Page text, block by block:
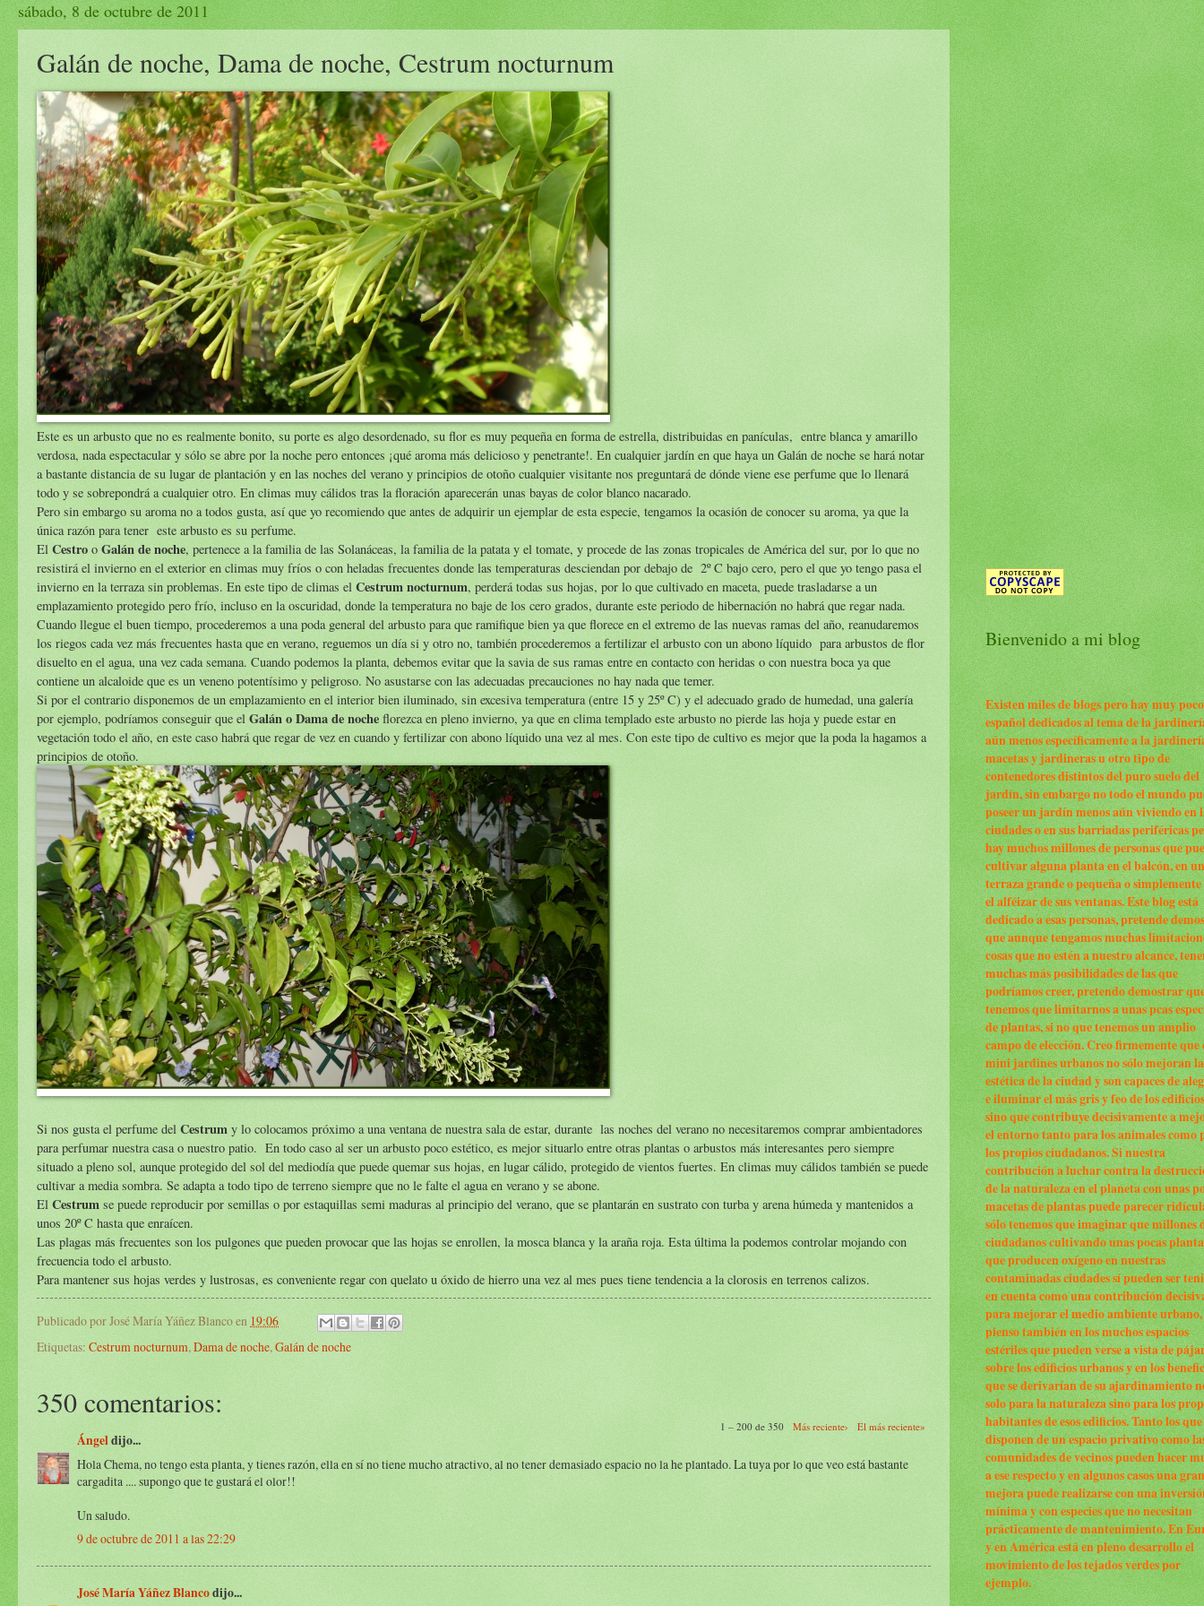
sábado, 8 de octubre de 2011
Galán de noche, Dama de noche, Cestrum nocturnum
Este es un arbusto que no es realmente bonito, su porte es algo desordenado, su flor es muy pequeña en forma de estrella, distribuidas en panículas, entre blanca y amarillo
verdosa, nada espectacular y sólo se abre por la noche pero entonces ¡qué aroma más delicioso y penetrante!. En cualquier jardín en que haya un Galán de noche se hará notar
a bastante distancia de su lugar de plantación y en las noches del verano y principios de otoño cualquier visitante nos preguntará de dónde viene ese perfume que lo llenará
todo y se sobrepondrá a cualquier otro. En climas muy cálidos tras la floración aparecerán unas bayas de color blanco nacarado.
Pero sin embargo su aroma no a todos gusta, así que yo recomiendo que antes de adquirir un ejemplar de esta especie, tengamos la ocasión de conocer su aroma, ya que la
única razón para tener este arbusto es su perfume.
El Cestro o Galán de noche, pertenece a la familia de las Solanáceas, la familia de la patata y el tomate, y procede de las zonas tropicales de América del sur, por lo que no
resistirá el invierno en el exterior en climas muy fríos o con heladas frecuentes donde las temperaturas desciendan por debajo de 2º C bajo cero, pero el que yo tengo pasa el
invierno en la terraza sin problemas. En este tipo de climas el Cestrum nocturnum, perderá todas sus hojas, por lo que cultivado en maceta, puede trasladarse a un
emplazamiento protegido pero frío, incluso en la oscuridad, donde la temperatura no baje de los cero grados, durante este periodo de hibernación no habrá que regar nada.
Cuando llegue el buen tiempo, procederemos a una poda general del arbusto para que ramifique bien ya que florece en el extremo de las nuevas ramas del año, reanudaremos
los riegos cada vez más frecuentes hasta que en verano, reguemos un día si y otro no, también procederemos a fertilizar el arbusto con un abono líquido para arbustos de flor
disuelto en el agua, una vez cada semana. Cuando podemos la planta, debemos evitar que la savia de sus ramas entre en contacto con heridas o con nuestra boca ya que
contiene un alcaloide que es un veneno potentísimo y peligroso. No asustarse con las adecuadas precauciones no hay nada que temer.
Si por el contrario disponemos de un emplazamiento en el interior bien iluminado, sin excesiva temperatura (entre 15 y 25º C) y el adecuado grado de humedad, una galería
por ejemplo, podríamos conseguir que el Galán o Dama de noche florezca en pleno invierno, ya que en clima templado este arbusto no pierde las hoja y puede estar en
vegetación todo el año, en este caso habrá que regar de vez en cuando y fertilizar con abono líquido una vez al mes. Con este tipo de cultivo es mejor que la poda la hagamos a
principios de otoño.
Si nos gusta el perfume del Cestrum y lo colocamos próximo a una ventana de nuestra sala de estar, durante las noches del verano no necesitaremos comprar ambientadores
para perfumar nuestra casa o nuestro patio. En todo caso al ser un arbusto poco estético, es mejor situarlo entre otras plantas o arbustos más interesantes pero siempre
situado a pleno sol, aunque protegido del sol del mediodía que puede quemar sus hojas, en lugar cálido, protegido de vientos fuertes. En climas muy cálidos también se puede
cultivar a media sombra. Se adapta a todo tipo de terreno siempre que no le falte el agua en verano y se abone.
El Cestrum se puede reproducir por semillas o por estaquillas semi maduras al principio del verano, que se plantarán en sustrato con turba y arena húmeda y mantenidos a
unos 20º C hasta que enraícen.
Las plagas más frecuentes son los pulgones que pueden provocar que las hojas se enrollen, la mosca blanca y la araña roja. Esta última la podemos controlar mojando con
frecuencia todo el arbusto.
Para mantener sus hojas verdes y lustrosas, es conveniente regar con quelato u óxido de hierro una vez al mes pues tiene tendencia a la clorosis en terrenos calizos.
Publicado porJosé María Yáñez Blancoen 19:06
Etiquetas: Cestrum nocturnum,Dama de noche,Galán de noche
350 comentarios:
1 – 200 de 350 Más reciente› El más reciente»
Ángeldijo...
Hola Chema, no tengo esta planta, y tienes razón, ella en sí no tiene mucho atractivo, al no tener demasiado espacio no la he plantado. La tuya por lo que veo está bastante
cargadita .... supongo que te gustará el olor!!
Un saludo.
9 de octubre de 2011 a las 22:29
José María Yáñez Blancodijo...
Bienvenido a mi blog
Existen miles de blogs pero hay muy
español dedicados al tema de la
aún menos específicamente a la
macetas y jardineras u otro tipo de
contenedores distintos del puro suelo del
jardín, sin embargo no todo el mundo
poseer un jardín menos aún viviendo en
ciudades o en sus barriadas periféricas
hay muchos millones de personas que
cultivar alguna planta en el balcón, en
terraza grande o pequeña o simplemente
el alféizar de sus ventanas. Este blog está
dedicado a esas personas, pretende
que aunque tengamos muchas
cosas que no estén a nuestro alcance,
muchas más posibilidades de las que
podríamos creer, pretendo demostrar
tenemos que limitarnos a unas pcas
de plantas, si no que tenemos un amplio
campo de elección. Creo firmemente que
mini jardines urbanos no sólo mejoran la
estética de la ciudad y son capaces de
e iluminar el más gris y feo de los edificios
sino que contribuye decisivamente a
el entorno tanto para los animales como
los propios ciudadanos. Si nuestra
contribución a luchar contra la
de la naturaleza en el planeta con unas
macetas de plantas puede parecer
sólo tenemos que imaginar que millones
ciudadanos cultivando unas pocas
que producen oxígeno en nuestras
contaminadas ciudades sí pueden ser
en cuenta como una contribución
para mejorar el medio ambiente urbano,
pienso también en los muchos espacios
estériles que pueden verse a vista de
sobre los edificios urbanos y en los
que se derivarían de su ajardinamiento
solo para la naturaleza sino para los
habitantes de esos edificios. Tanto los que
disponen de un espacio privativo como
comunidades de vecinos pueden hacer
a ese respecto y en algunos casos una gran
mejora puede realizarse con una
mínima y con especies que no necesitan
prácticamente de mantenimiento. En
y en América está en pleno desarrollo el
movimiento de los tejados verdes por
ejemplo.